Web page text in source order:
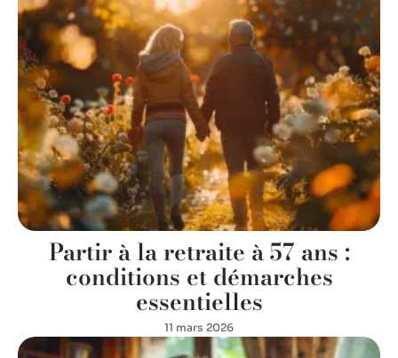
Partir à la retraite à 57 ans :
conditions et démarches
essentielles
11 mars 2026